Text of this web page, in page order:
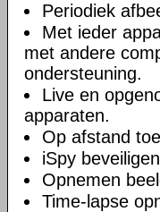
Periodiek
Met ieder
met andere
ondersteuning.
Live en
apparaten.
Op afstand
iSpy
Opnemen
Time-lapse